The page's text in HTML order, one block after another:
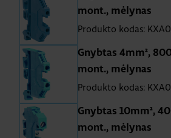
mont., mėlynas
Produkto kodas:
Gnybtas 4mm²,
mont., mėlynas
Produkto kodas:
Gnybtas 10mm²,
mont., mėlynas